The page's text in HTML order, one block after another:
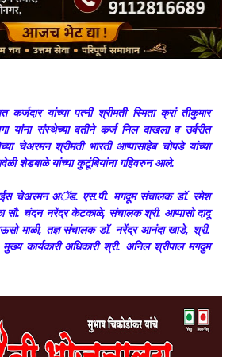
यांच्या पत्नी श्रीमती स्मिता क्रां तीकुमार
यांना संस्थेच्या वतीने कर्ज निल दाखला व उर्वरीत
चेअरमन श्रीमती भारती आप्पासाहेब चोपडे यांच्या
शेडबाळे यांच्या कुटूंबियांना गहिवरुन आले.
चेअरमन अॅड. एस.पी. मगदूम संचालक डॉ. रमेश
सौ. चंदन नरेंद्र केटकाळे, संचालक श्री. आप्पासो दादू
माळी, तज्ञ संचालक डॉ. नरेंद्र आनंदा खाडे, श्री.
कार्यकारी अधिकारी श्री. अनिल श्रीपाल मगदुम